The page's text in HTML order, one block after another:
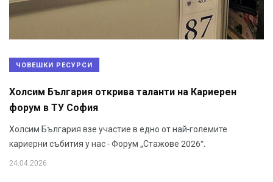
ЧОВЕШКИ РЕСУРСИ
Холсим България открива таланти на Кариерен
форум в ТУ София
Холсим България взе участие в едно от най-големите
кариерни събития у нас - Форум „Стажове 2026“.
24.04.2026